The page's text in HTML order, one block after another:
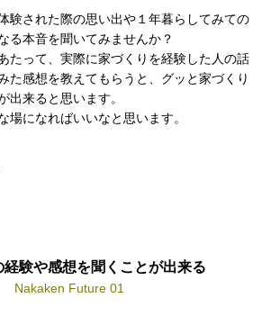
コラム
験された際の思い出や１年暮らしてみての
る本音を聞いてみませんか？
たって、実際に家づくりを経験した人の話
た感想を教えてもらうと、グッと家づくり
出来ると思います。
場になればいいなと思います。
経験や感想を聞くことが出来る
Nakaken Future 01